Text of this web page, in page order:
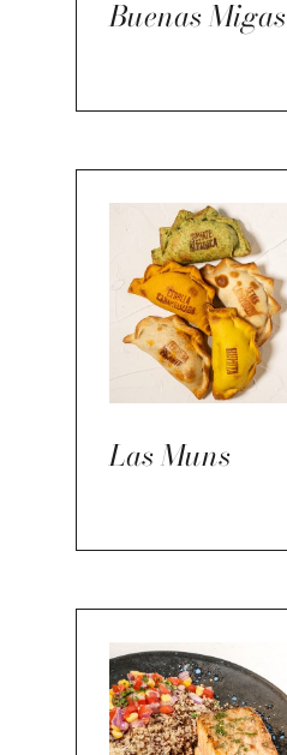
Buenas Migas
Las Muns